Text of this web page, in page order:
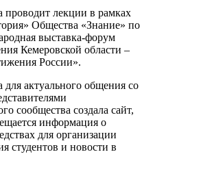
проводит лекции в рамках
Общества «Знание» по
выставка-форум
Кемеровской области –
России».
актуального общения со
сообщества создала сайт,
информация о
для организации
студентов и новости в